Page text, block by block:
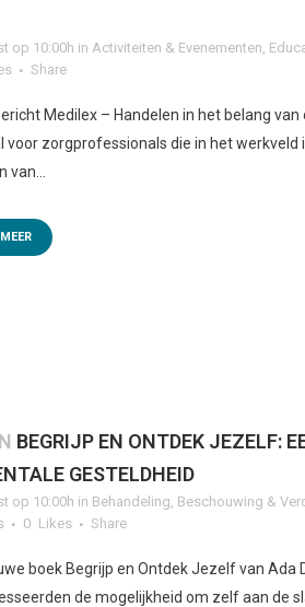
op 10:00h in Activiteiten & Evenementen,
Share
Medilex – Handelen in het belang van
voor zorgprofessionals die in het
van...
BEGRIJP EN ONTDEK JEZELF:
GESTELDHEID
op 10:00h in Behandeling, Beschouwing &
0 Likes Share
boek Begrijp en Ontdek Jezelf van Ada
de mogelijkheid om zelf aan de